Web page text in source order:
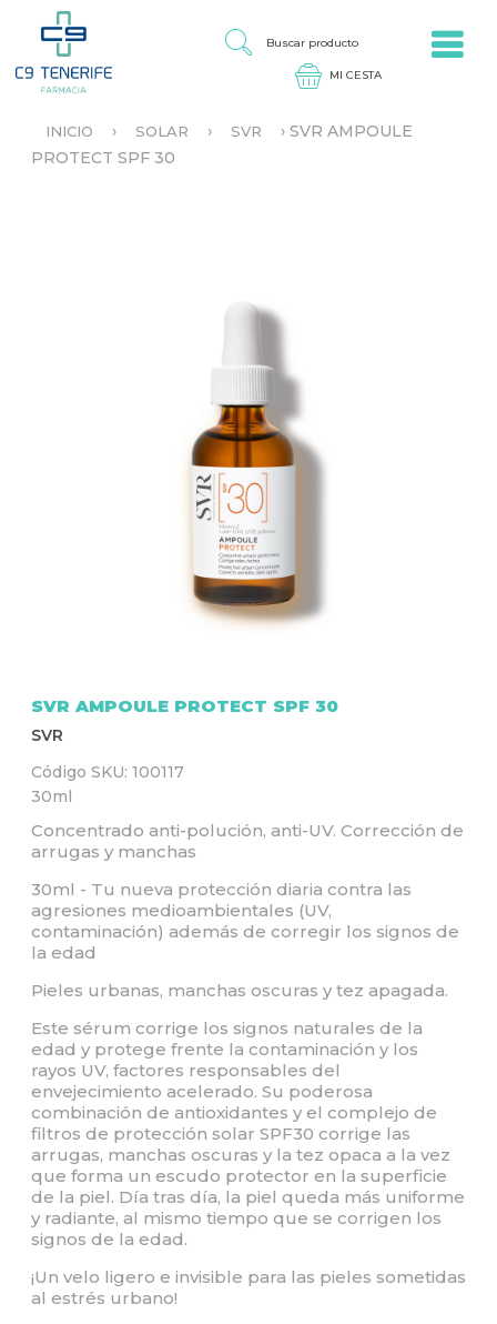
B
R
E
INICIO › SOLAR › SVR › SVR AMPOULE
PROTECT SPF 30
SVR AMPOULE PROTECT SPF 30
SVR
Código SKU: 100117
30ml
Concentrado anti-polución, anti-UV. Corrección de
arrugas y manchas
30ml - Tu nueva protección diaria contra las
agresiones medioambientales (UV,
contaminación) además de corregir los signos de
la edad
Pieles urbanas, manchas oscuras y tez apagada.
Este sérum corrige los signos naturales de la
edad y protege frente la contaminación y los
rayos UV, factores responsables del
envejecimiento acelerado. Su poderosa
combinación de antioxidantes y el complejo de
filtros de protección solar SPF30 corrige las
arrugas, manchas oscuras y la tez opaca a la vez
que forma un escudo protector en la superficie
de la piel. Día tras día, la piel queda más uniforme
y radiante, al mismo tiempo que se corrigen los
signos de la edad.
¡Un velo ligero e invisible para las pieles sometidas
al estrés urbano!